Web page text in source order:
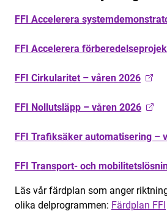
FFI Accelerera
FFI Accelerera
FFI Cirkularitet – våren 2026
FFI Nollutsläpp – våren 2026
FFI Trafiksäker automatisering –
FFI Transport- och
Läs vår färdplan som anger
olika delprogrammen: Färdplan FFI